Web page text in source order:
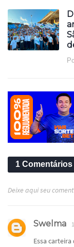
1 Comentários
Deixe aqui seu
Swelma
Essa